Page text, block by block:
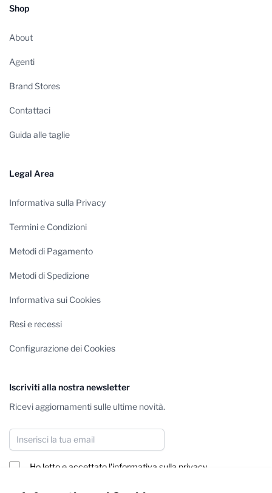
Shop
About
Agenti
Brand Stores
Contattaci
Guida alle taglie
Legal Area
Informativa sulla Privacy
Termini e Condizioni
Metodi di Pagamento
Metodi di Spedizione
Informativa sui Cookies
Resi e recessi
Configurazione dei Cookies
Iscriviti alla nostra newsletter
Ricevi aggiornamenti sulle ultime novità.
Indirizzo email
Ho letto e accettato l'informativa sulla privacy